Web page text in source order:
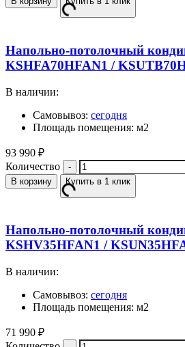
Напольно-потолочный
KSHFA70HFAN1 /
В наличии:
Самовывоз: сегодня
Площадь помещения: м2
93 990 ₽
Количество
В корзину Купить в 1 клик
Напольно-потолочный
KSHV35HFAN1 /
В наличии:
Самовывоз: сегодня
Площадь помещения: м2
71 990 ₽